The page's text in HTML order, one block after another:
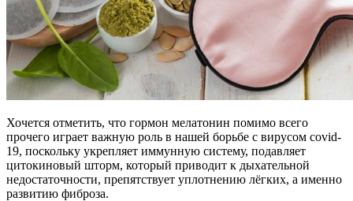
Хочется отметить, что гормон мелатонин помимо всего
прочего играет важную роль в нашей борьбе с вирусом covid-
19, поскольку укрепляет иммунную систему, подавляет
цитокиновый шторм, который приводит к дыхательной
недостаточности, препятствует уплотнению лёгких, а именно
развитию фиброза.